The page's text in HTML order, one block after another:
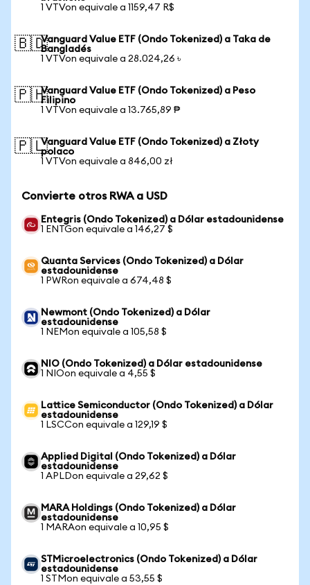
1 VTVon equivale a 1159,47 R$
🇧🇩Vanguard Value ETF (Ondo Tokenized) a Taka de
Bangladés
1 VTVon equivale a 28.024,26 ৳
🇵🇭Vanguard Value ETF (Ondo Tokenized) a Peso
Filipino
1 VTVon equivale a 13.765,89 ₱
🇵🇱Vanguard Value ETF (Ondo Tokenized) a Złoty
polaco
1 VTVon equivale a 846,00 zł
Convierte otros RWA a USD
Entegris (Ondo Tokenized) a Dólar estadounidense
1 ENTGon equivale a 146,27 $
Quanta Services (Ondo Tokenized) a Dólar
estadounidense
1 PWRon equivale a 674,48 $
Newmont (Ondo Tokenized) a Dólar
estadounidense
1 NEMon equivale a 105,58 $
NIO (Ondo Tokenized) a Dólar estadounidense
1 NIOon equivale a 4,55 $
Lattice Semiconductor (Ondo Tokenized) a Dólar
estadounidense
1 LSCCon equivale a 129,19 $
Applied Digital (Ondo Tokenized) a Dólar
estadounidense
1 APLDon equivale a 29,62 $
MARA Holdings (Ondo Tokenized) a Dólar
estadounidense
1 MARAon equivale a 10,95 $
STMicroelectronics (Ondo Tokenized) a Dólar
estadounidense
1 STMon equivale a 53,55 $